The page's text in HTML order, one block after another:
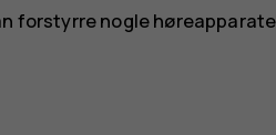
forstyrre nogle